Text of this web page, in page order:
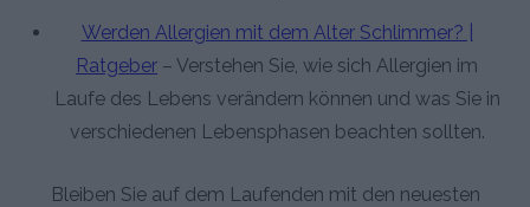
Werden Allergien mit dem Alter Schlimmer? |
Ratgeber – Verstehen Sie, wie sich Allergien im
Laufe des Lebens verändern können und was Sie in
verschiedenen Lebensphasen beachten sollten.
Bleiben Sie auf dem Laufenden mit den neuesten